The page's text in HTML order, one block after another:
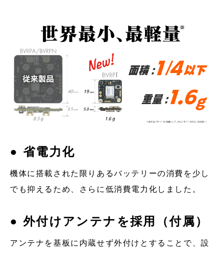
● 省電力化
機体に搭載された限りあるバッテリーの消費を少し
でも抑えるため、さらに低消費電力化しました。
● 外付けアンテナを採用（付属）
アンテナを基板に内蔵せず外付けとすることで、設